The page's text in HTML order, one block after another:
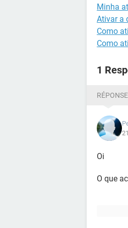
Minha
Ativar a
Como
Como
1
Oi
O que